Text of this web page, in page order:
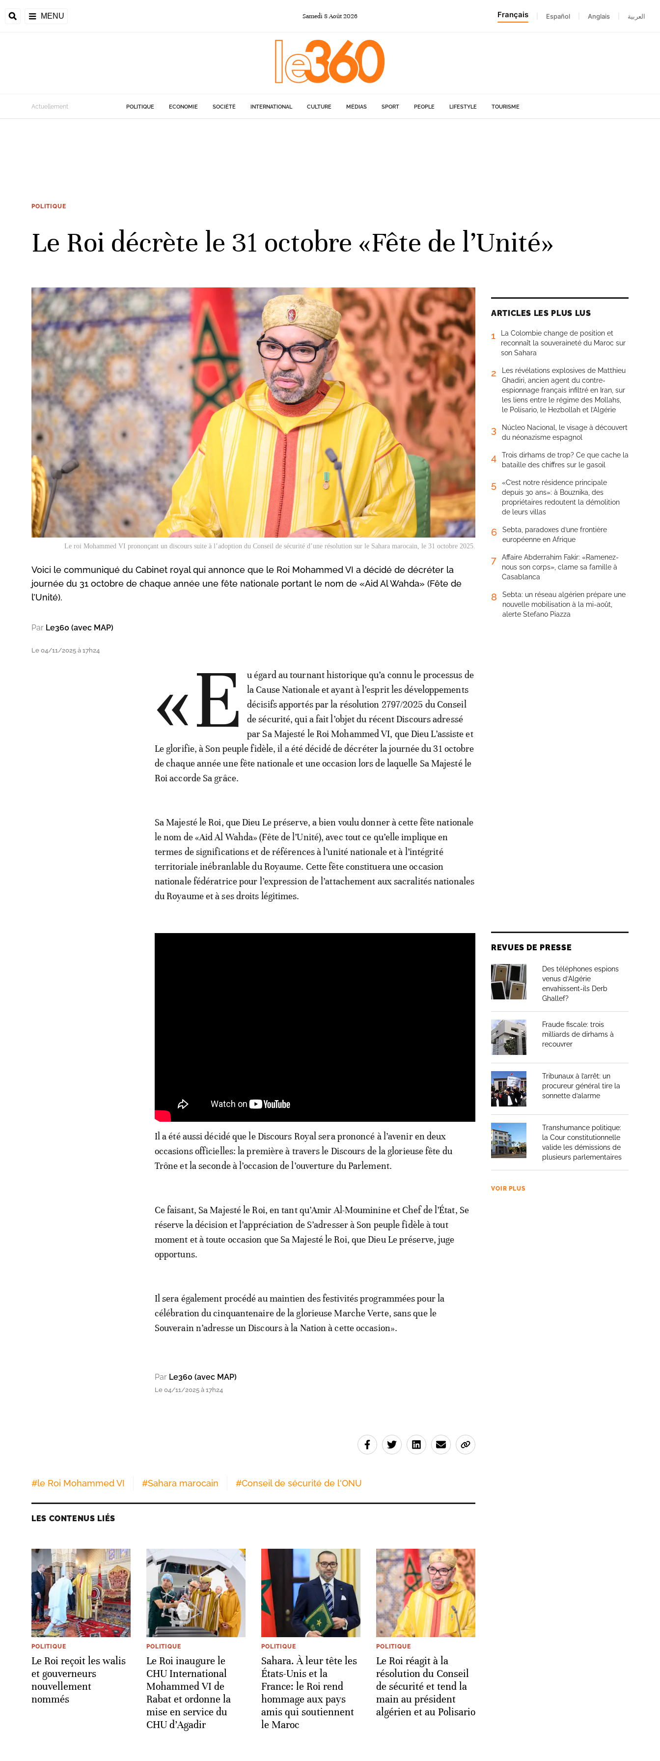
MENU Samedi 8Août2026 Français Español Anglais العربية
Actuellement POLITIQUE ECONOMIE SOCIÉTÉ INTERNATIONAL CULTURE MÉDIAS SPORT PEOPLE LIFESTYLE TOURISME
POLITIQUE
Le Roi décrète le 31 octobre «Fête de l’Unité»
Le roi Mohammed VI prononçant un discours suite à l’adoption du Conseil de sécurité d’une résolution sur le Sahara marocain, le 31 octobre 2025.
Voici le communiqué du Cabinet royal qui annonce que le Roi Mohammed VI a décidé de décréter la
journée du 31 octobre de chaque année une fête nationale portant le nom de «Aid Al Wahda» (Fête de
l’Unité).
Par Le360 (avec MAP)
Le 04/11/2025 à 17h24 «E
u égard au tournant historique qu’a connu le processus de
la Cause Nationale et ayant à l’esprit les développements
décisifs apportés par la résolution 2797/2025 du Conseil
de sécurité, qui a fait l’objet du récent Discours adressé
par Sa Majesté le Roi Mohammed VI, que Dieu L’assiste et
Le glorifie, à Son peuple fidèle, il a été décidé de décréter la journée du 31 octobre
de chaque année une fête nationale et une occasion lors de laquelle Sa Majesté le
Roi accorde Sa grâce.
Sa Majesté le Roi, que Dieu Le préserve, a bien voulu donner à cette fête nationale
le nom de «Aid Al Wahda» (Fête de l’Unité), avec tout ce qu’elle implique en
termes de significations et de références à l’unité nationale et à l’intégrité
territoriale inébranlable du Royaume. Cette fête constituera une occasion
nationale fédératrice pour l’expression de l’attachement aux sacralités nationales
du Royaume et à ses droits légitimes.
Il a été aussi décidé que le Discours Royal sera prononcé à l’avenir en deux
occasions officielles: la première à travers le Discours de la glorieuse fête du
Trône et la seconde à l’occasion de l’ouverture du Parlement.
Ce faisant, Sa Majesté le Roi, en tant qu’Amir Al-Mouminine et Chef de l’État, Se
réserve la décision et l’appréciation de S’adresser à Son peuple fidèle à tout
moment et à toute occasion que Sa Majesté le Roi, que Dieu Le préserve, juge
opportuns.
Il sera également procédé au maintien des festivités programmées pour la
célébration du cinquantenaire de la glorieuse Marche Verte, sans que le
Souverain n’adresse un Discours à la Nation à cette occasion».
Par Le360 (avec MAP)
Le 04/11/2025 à 17h24
#le Roi Mohammed VI #Sahara marocain #Conseil de sécurité de l'ONU
LES CONTENUS LIÉS
POLITIQUE
Le Roi reçoit les walis
et gouverneurs
nouvellement
nommés
POLITIQUE
Le Roi inaugure le
CHU International
Mohammed VI de
Rabat et ordonne la
mise en service du
CHU d’Agadir
POLITIQUE
Sahara. À leur tête les
États-Unis et la
France: le Roi rend
hommage aux pays
amis qui soutiennent
le Maroc
POLITIQUE
Le Roi réagit à la
résolution du Conseil
de sécurité et tend la
main au président
algérien et au Polisario
ARTICLES LES PLUS LUS
1
La Colombie change de position et
reconnaît la souveraineté du Maroc sur
son Sahara
2
Les révélations explosives de Matthieu
Ghadiri, ancien agent du contre-
espionnage français infiltré en Iran, sur
les liens entre le régime des Mollahs,
le Polisario, le Hezbollah et l’Algérie
3
Núcleo Nacional, le visage à découvert
du néonazisme espagnol
4
Trois dirhams de trop? Ce que cache la
bataille des chiffres sur le gasoil
5
«C’est notre résidence principale
depuis 30 ans»: à Bouznika, des
propriétaires redoutent la démolition
de leurs villas
6
Sebta, paradoxes d’une frontière
européenne en Afrique
7
Affaire Abderrahim Fakir: «Ramenez-
nous son corps», clame sa famille à
Casablanca
8
Sebta: un réseau algérien prépare une
nouvelle mobilisation à la mi-août,
alerte Stefano Piazza
REVUES DE PRESSE
Des téléphones espions
venus d’Algérie
envahissent-ils Derb
Ghallef?
Fraude fiscale: trois
milliards de dirhams à
recouvrer
Tribunaux à l’arrêt: un
procureur général tire la
sonnette d’alarme
Transhumance politique:
la Cour constitutionnelle
valide les démissions de
plusieurs parlementaires
VOIR PLUS